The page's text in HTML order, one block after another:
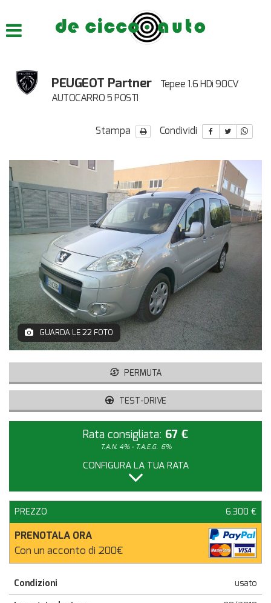
LISTA VEICOLI
ASSISTENZA
CONTATTI
PEUGEOT Partner
Tepee 1.6 HDi 90CV
AUTOCARRO 5 POSTI
Stampa Condividi
GUARDA LE 22 FOTO
PERMUTA
TEST-DRIVE
Rata consigliata: 67 €
T.A.N. 4% - T.A.E.G. 6%
CONFIGURA LA TUA RATA
PREZZO 6.300 €
PRENOTALA ORA
Con un acconto di 200€
Condizioni
usato